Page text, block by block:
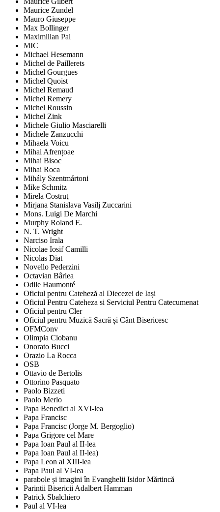
Maurice Zundel
Mauro Giuseppe
Max Bollinger
Maximilian Pal
MIC
Michael Hesemann
Michel de Paillerets
Michel Gourgues
Michel Quoist
Michel Remaud
Michel Remery
Michel Roussin
Michel Zink
Michele Giulio Masciarelli
Michele Zanzucchi
Mihaela Voicu
Mihai Afrențoae
Mihai Bisoc
Mihai Roca
Mihály Szentmártoni
Mike Schmitz
Mirela Costruţ
Mirjana Stanislava Vasilj Zuccarini
Mons. Luigi De Marchi
Murphy Roland E.
N. T. Wright
Narciso Irala
Nicolae Iosif Camilli
Nicolas Diat
Novello Pederzini
Octavian Bârlea
Odile Haumonté
Oficiul pentru Cateheză al Diecezei de Iași
Oficiul Pentru Cateheza si Serviciul Pentru Catecumenat
Oficiul pentru Cler
Oficiul pentru Muzică Sacră și Cânt Bisericesc
OFMConv
Olimpia Ciobanu
Onorato Bucci
Orazio La Rocca
OSB
Ottavio de Bertolis
Ottorino Pasquato
Paolo Bizzeti
Paolo Merlo
Papa Benedict al XVI-lea
Papa Francisc
Papa Francisc (Jorge M. Bergoglio)
Papa Grigore cel Mare
Papa Ioan Paul al II-lea
Papa Ioan Paul al II-lea)
Papa Leon al XIII-lea
Papa Paul al VI-lea
parabole și imagini în Evanghelii Isidor Mărtincă
Parintii Bisericii Adalbert Hamman
Patrick Sbalchiero
Paul al VI-lea